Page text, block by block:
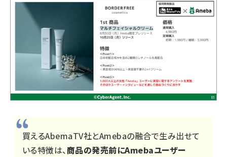
買えるAbemaTV社とAmebaの融合で生み出せて
いる特徴は、商品の発売前にAmebaユーザー